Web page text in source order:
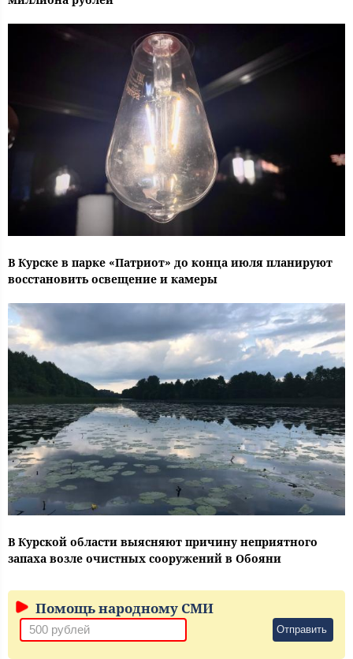
В Курске в парке «Патриот» до конца июля планируют
восстановить освещение и камеры
В Курской области выясняют причину неприятного
запаха возле очистных сооружений в Обояни
Помощь народному СМИ
Отправить